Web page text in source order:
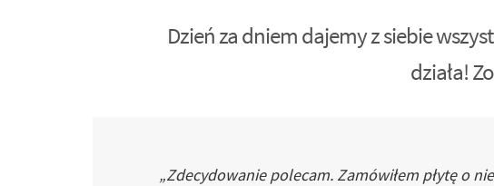
Dzień za dniem dajemy z siebie
działa!
„Zdecydowanie polecam. Zamówiłem płytę o